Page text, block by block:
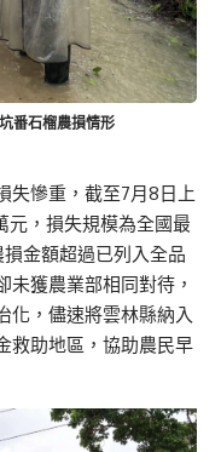
番石榴農損情形
失慘重，截至7月8日上
元，損失規模為全國最
金額超過已列入全品
獲農業部相同對待，
化，儘速將雲林縣納入
救助地區，協助農民早